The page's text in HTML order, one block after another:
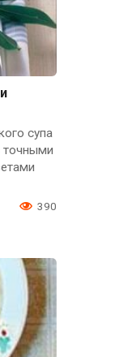
супа
точными
390